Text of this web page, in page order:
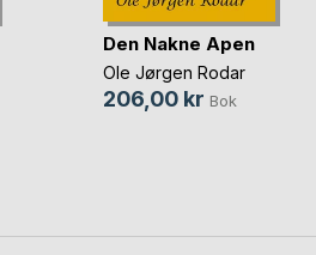
Den Nakne Apen
Ole Jørgen Rodar
206,00 kr Bok